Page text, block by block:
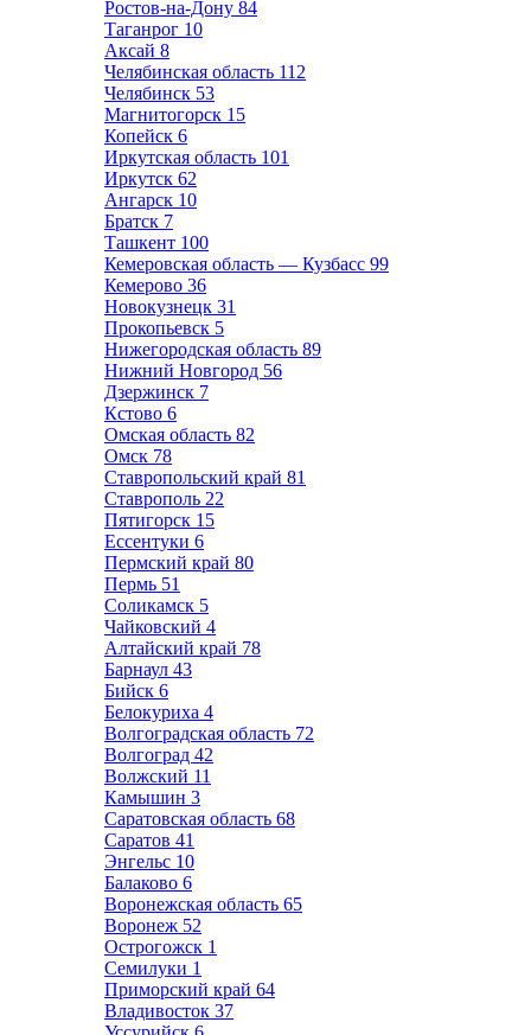
Ростов-на-Дону 84
Таганрог 10
Аксай 8
Челябинская область 112
Челябинск 53
Магнитогорск 15
Копейск 6
Иркутская область 101
Иркутск 62
Ангарск 10
Братск 7
Ташкент 100
Кемеровская область — Кузбасс 99
Кемерово 36
Новокузнецк 31
Прокопьевск 5
Нижегородская область 89
Нижний Новгород 56
Дзержинск 7
Кстово 6
Омская область 82
Омск 78
Ставропольский край 81
Ставрополь 22
Пятигорск 15
Ессентуки 6
Пермский край 80
Пермь 51
Соликамск 5
Чайковский 4
Алтайский край 78
Барнаул 43
Бийск 6
Белокуриха 4
Волгоградская область 72
Волгоград 42
Волжский 11
Камышин 3
Саратовская область 68
Саратов 41
Энгельс 10
Балаково 6
Воронежская область 65
Воронеж 52
Острогожск 1
Семилуки 1
Приморский край 64
Владивосток 37